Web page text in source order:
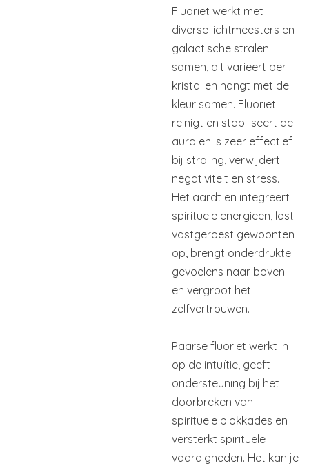
Fluoriet werkt met
diverse lichtmeesters en
galactische stralen
samen, dit varieert per
kristal en hangt met de
kleur samen. Fluoriet
reinigt en stabiliseert de
aura en is zeer effectief
bij straling, verwijdert
negativiteit en stress.
Het aardt en integreert
spirituele energieën, lost
vastgeroest gewoonten
op, brengt onderdrukte
gevoelens naar boven
en vergroot het
zelfvertrouwen.
Paarse fluoriet werkt in
op de intuïtie, geeft
ondersteuning bij het
doorbreken van
spirituele blokkades en
versterkt spirituele
vaardigheden. Het kan je